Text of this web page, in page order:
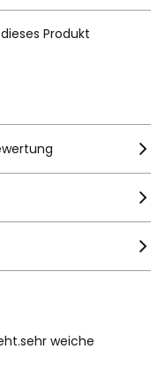
der Kunden
Produkt
weiche